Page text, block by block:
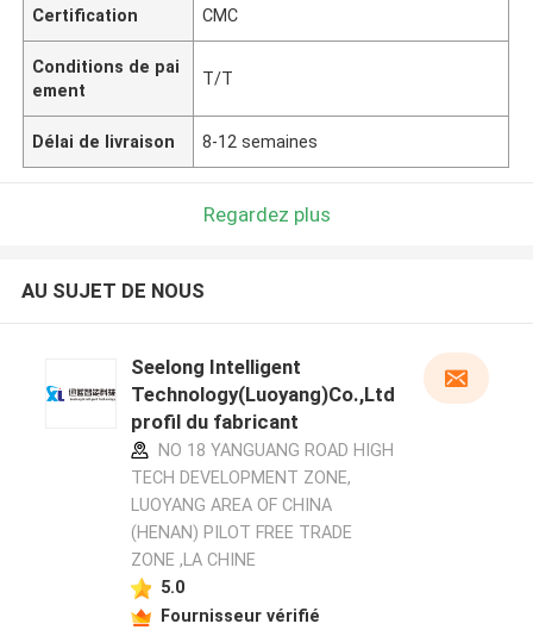
Certification CMC
Conditions de pai
ement
T/T
Délai de livraison 8-12 semaines
Regardez plus
AU SUJET DE NOUS
Seelong Intelligent
Technology(Luoyang)Co.,Ltd
profil du fabricant
NO 18 YANGUANG ROAD HIGH
TECH DEVELOPMENT ZONE,
LUOYANG AREA OF CHINA
(HENAN) PILOT FREE TRADE
ZONE ,LA CHINE
5.0
Fournisseur vérifié